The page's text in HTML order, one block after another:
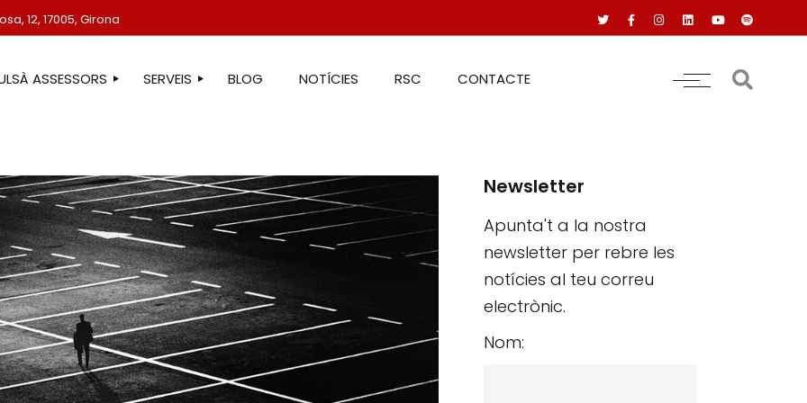
12, 17005, Girona
ASSESSORS SERVEIS
ASSESSORIA FISCAL
ASSESSORIA COMPTABLE
ASSESSORIA JURÍDICA
ASSESSORIA ADMINISTRATIVA
ASSESSORIA DE COMUNICACIÓ
ASSESSORIA EN ESTRANGERIA
PROTECCIÓ DE DADES
SERVEIS IMMOBILIARIS
BLOG NOTÍCIES RSC CONTACTE
Newsletter
Apunta't a la nostra
newsletter per rebre les
notícies al teu correu
electrònic.
Nom: